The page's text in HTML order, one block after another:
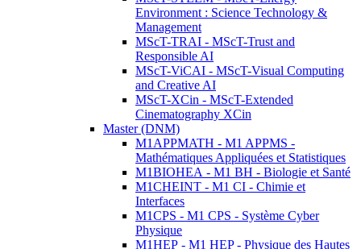
Environment : Science Technology &
Management
MScT-TRAI - MScT-Trust and
Responsible AI
MScT-ViCAI - MScT-Visual Computing
and Creative AI
MScT-XCin - MScT-Extended
Cinematography XCin
Master (DNM)
M1APPMATH - M1 APPMS -
Mathématiques Appliquées et Statistiques
M1BIOHEA - M1 BH - Biologie et Santé
M1CHEINT - M1 CI - Chimie et
Interfaces
M1CPS - M1 CPS - Système Cyber
Physique
M1HEP - M1 HEP - Physique des Hautes